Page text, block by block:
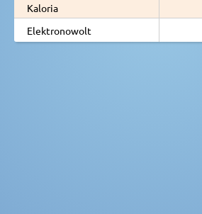
Kaloria
Elektronowolt